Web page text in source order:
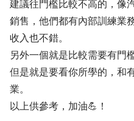
建議往門檻比較不高的，像
銷售，他們都有內部訓練業
收入也不錯。
另外一個就是比較需要有門
但是就是要看你所學的，和
業。
以上供參考，加油💪！